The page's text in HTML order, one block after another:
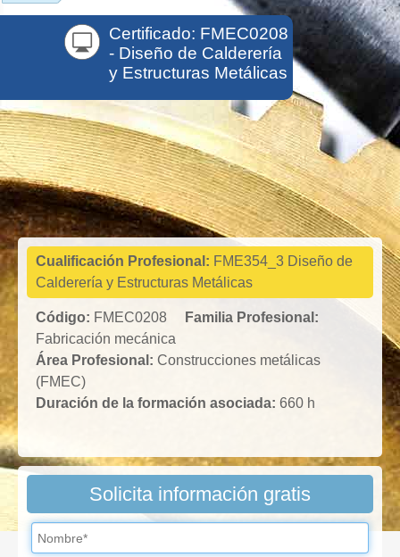
Certificado: FMEC0208
- Diseño de Calderería
y Estructuras Metálicas
Fabricación
mecánica
Cualificación Profesional: FME354_3 Diseño de
Calderería y Estructuras Metálicas
Código: FMEC0208
Familia Profesional:
Fabricación mecánica
Área Profesional: Construcciones metálicas
(FMEC)
Duración de la formación asociada: 660 h
Solicita información gratis